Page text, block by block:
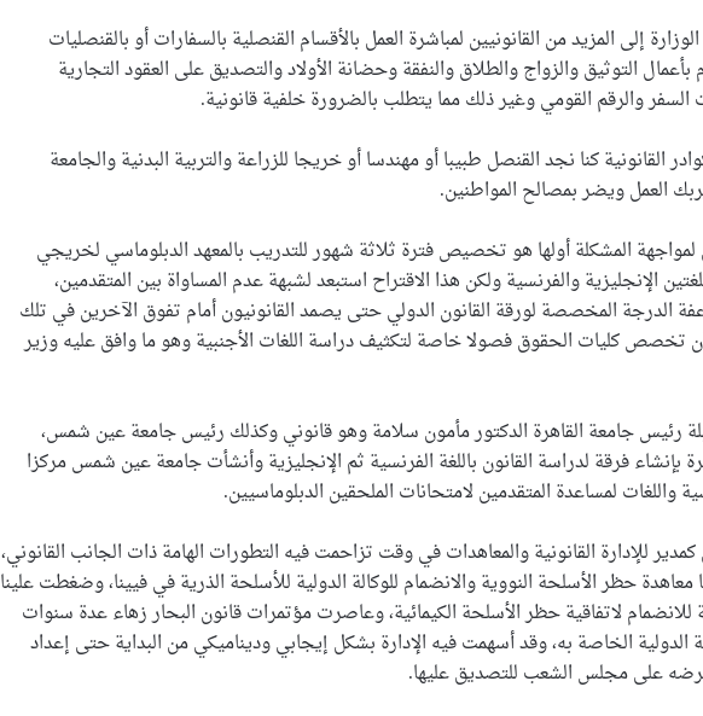
إلى المزيد من القانونيين لمباشرة العمل بالأقسام القنصلية بالسفارات أو بالقنصليات
بأعمال التوثيق والزواج والطلاق والنفقة وحضانة الأولاد والتصديق على العقود التجارية
والرقم القومي وغير ذلك مما يتطلب بالضرورة خلفية قانونية.
القانونية كنا نجد القنصل طبيبا أو مهندسا أو خريجا للزراعة والتربية البدنية والجامعة
العمل ويضر بمصالح المواطنين.
المشكلة أولها هو تخصيص فترة ثلاثة شهور للتدريب بالمعهد الدبلوماسي لخريجي
الإنجليزية والفرنسية ولكن هذا الاقتراح استبعد لشبهة عدم المساواة بين المتقدمين،
الدرجة المخصصة لورقة القانون الدولي حتى يصمد القانونيون أمام تفوق الآخرين في تلك
أن تخصص كليات الحقوق فصولا خاصة لتكثيف دراسة اللغات الأجنبية وهو ما وافق عليه وزير
رئيس جامعة القاهرة الدكتور مأمون سلامة وهو قانوني وكذلك رئيس جامعة عين شمس،
بإنشاء فرقة لدراسة القانون باللغة الفرنسية ثم الإنجليزية وأنشأت جامعة عين شمس مركزا
واللغات لمساعدة المتقدمين لامتحانات الملحقين الدبلوماسيين.
للإدارة القانونية والمعاهدات في وقت تزاحمت فيه التطورات الهامة ذات الجانب القانوني،
حظر الأسلحة النووية والانضمام للوكالة الدولية للأسلحة الذرية في فيينا، وضغطت علينا
للانضمام لاتفاقية حظر الأسلحة الكيمائية، وعاصرت مؤتمرات قانون البحار زهاء عدة سنوات
الدولية الخاصة به، وقد أسهمت فيه الإدارة بشكل إيجابي وديناميكي من البداية حتى إعداد
على مجلس الشعب للتصديق عليها.